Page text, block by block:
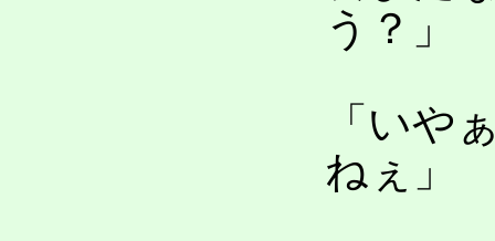
う？」
「いや
ねぇ」